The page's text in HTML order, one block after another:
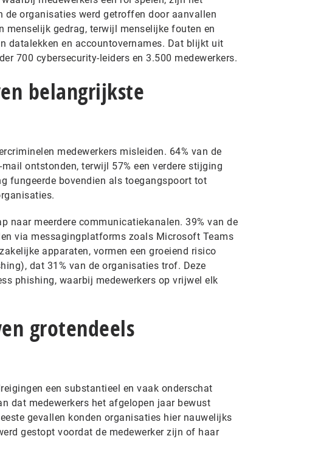
de organisaties werd getroffen door aanvallen
gedrag, terwijl menselijke fouten en
datalekken en accountovernames. Dat blijkt uit
700 cybersecurity-leiders en 3.500 medewerkers.
belangrijkste
medewerkers misleiden. 64% van de
ontstonden, terwijl 57% een verdere stijging
fungeerde bovendien als toegangspoort tot
naar meerdere communicatiekanalen. 39% van de
via messagingplatforms zoals Microsoft Teams
apparaten, vormen een groeiend risico
dat 31% van de organisaties trof. Deze
phishing, waarbij medewerkers op vrijwel elk
grotendeels
een substantieel en vaak onderschat
dat medewerkers het afgelopen jaar bewust
gevallen konden organisaties hier nauwelijks
gestopt voordat de medewerker zijn of haar